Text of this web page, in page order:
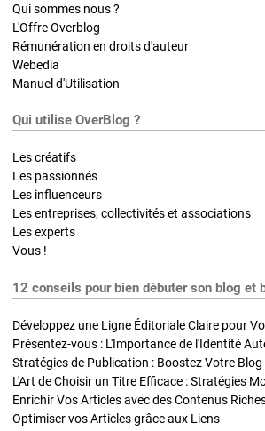
Qui sommes nous ?
L'Offre Overblog
Rémunération en droits d'auteur
Webedia
Manuel d'Utilisation
Qui utilise OverBlog ?
Les créatifs
Les passionnés
Les influenceurs
Les entreprises, collectivités et associations
Les experts
Vous !
12 conseils pour bien débuter son blog et
Développez une Ligne Éditoriale Claire pour
Présentez-vous : L'Importance de l'Identité
L'Art de Choisir un Titre Efficace : Stratégies
Optimiser vos Articles grâce aux Liens